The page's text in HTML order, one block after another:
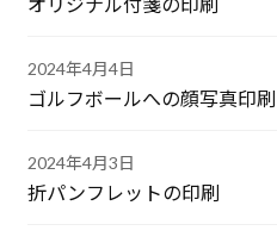
2024年4月4日
ゴルフボールへの顔写真印刷
2024年4月3日
折パンフレットの印刷